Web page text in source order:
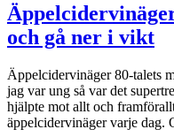
och gå ner i vikt
Äppelcidervinäger 80-talets
jag var ung så var det
hjälpte mot allt och
äppelcidervinäger varje